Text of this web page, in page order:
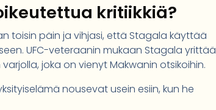
kritiikkiä?
toisin päin ja vihjasi, että Stagala käyttää
UFC-veteraanin mukaan Stagala yrittää
joka on vienyt Makwanin otsikoihin.
nousevat usein esiin, kun he